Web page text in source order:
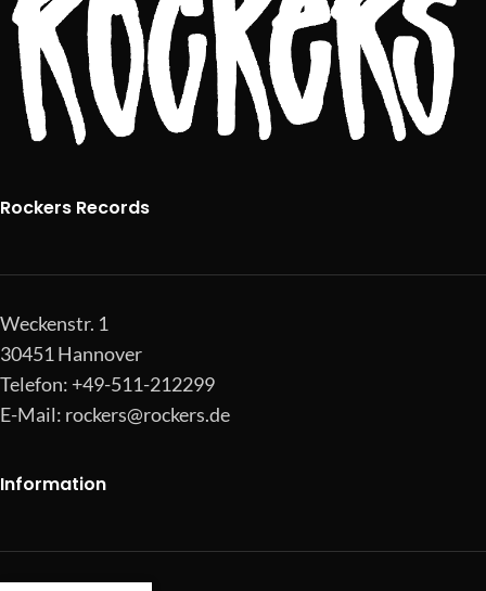
Rockers Records
Weckenstr. 1
30451 Hannover
Telefon: +49-511-212299
E-Mail: rockers@rockers.de
Information